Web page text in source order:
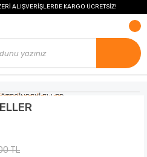
ALIŞVERİŞLERDE KARGO ÜCRETSİZ!
TL